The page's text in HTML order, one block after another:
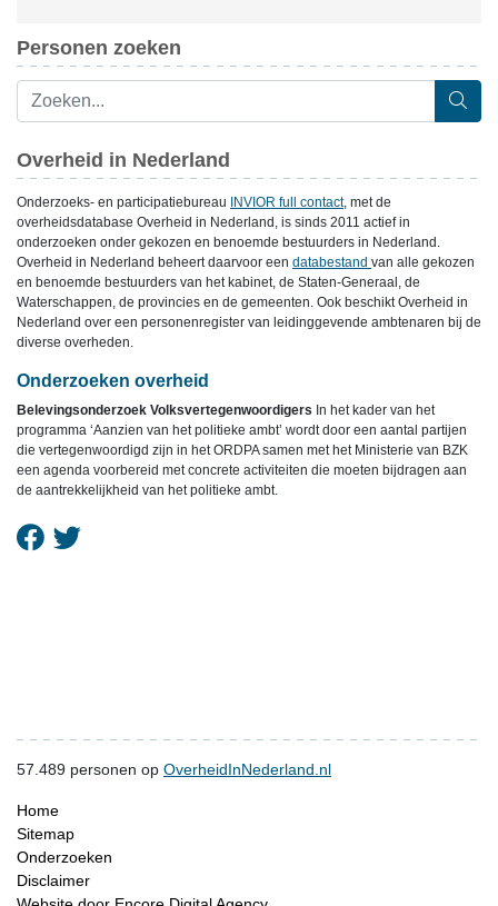
Personen zoeken
Overheid in Nederland
Onderzoeks- en participatiebureau INVIOR full contact, met de
overheidsdatabase Overheid in Nederland, is sinds 2011 actief in
onderzoeken onder gekozen en benoemde bestuurders in Nederland.
Overheid in Nederland beheert daarvoor een databestand van alle gekozen
en benoemde bestuurders van het kabinet, de Staten-Generaal, de
Waterschappen, de provincies en de gemeenten. Ook beschikt Overheid in
Nederland over een personenregister van leidinggevende ambtenaren bij de
diverse overheden.
Onderzoeken overheid
Belevingsonderzoek Volksvertegenwoordigers In het kader van het
programma ‘Aanzien van het politieke ambt’ wordt door een aantal partijen
die vertegenwoordigd zijn in het ORDPA samen met het Ministerie van BZK
een agenda voorbereid met concrete activiteiten die moeten bijdragen aan
de aantrekkelijkheid van het politieke ambt.
57.489 personen op OverheidInNederland.nl
Home
Sitemap
Onderzoeken
Disclaimer